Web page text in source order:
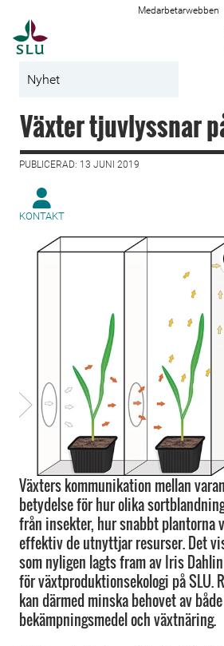
Medarbetarwebben
Nyhet
Växter tjuvlyssnar
PUBLICERAD: 13 JUNI 2019
KONTAKT
Växters kommunikation mellan
betydelse för hur olika
från insekter, hur snabbt plantorna
effektiv de utnyttjar resurser. Det
som nyligen lagts fram av Iris
för växtproduktionsekologi på SLU.
kan därmed minska behovet av
bekämpningsmedel och växtnäring.